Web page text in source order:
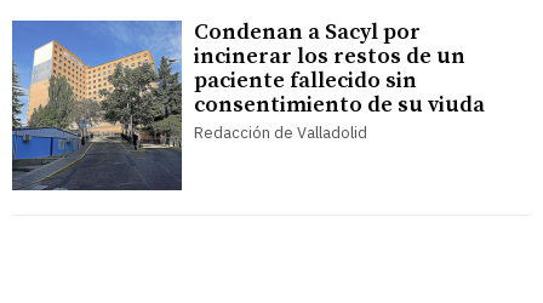
Condenan a Sacyl por
incinerar los restos de un
paciente fallecido sin
consentimiento de su viuda
Redacción de Valladolid